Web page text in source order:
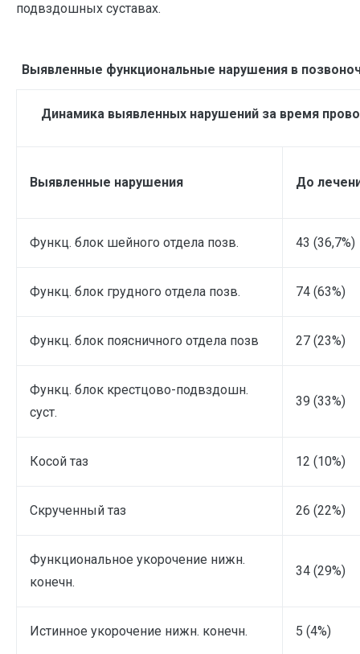
подвздошных суставах.
Выявленные функциональные нарушения в
Динамика выявленных нарушений за время
Выявленные нарушения До
Функц. блок шейного отдела позв. 43 (36,7%)
Функц. блок грудного отдела позв. 74 (63%)
Функц. блок поясничного отдела позв 27 (23%)
Функц. блок крестцово-подвздошн.
суст.
39 (33%)
Косой таз 12 (10%)
Скрученный таз 26 (22%)
Функциональное укорочение нижн.
конечн.
34 (29%)
Истинное укорочение нижн. конечн. 5 (4%)